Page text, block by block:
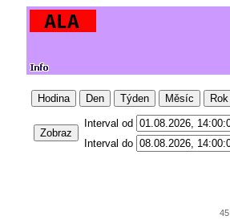
Hodina Den Týden Měsíc Rok
Zobraz
Interval od
Interval do
45